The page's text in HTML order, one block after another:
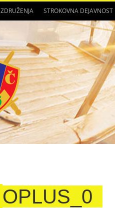
ZDRUŽENJA STROKOVNA DEJAVNOST
OPLUS_0